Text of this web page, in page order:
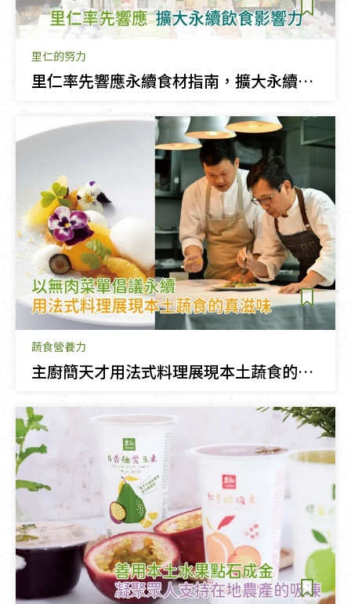
里仁的努力
里仁率先響應永續食材指南，擴大永續飲食影響力
蔬食營養力
主廚簡天才用法式料理展現本土蔬食的真滋味